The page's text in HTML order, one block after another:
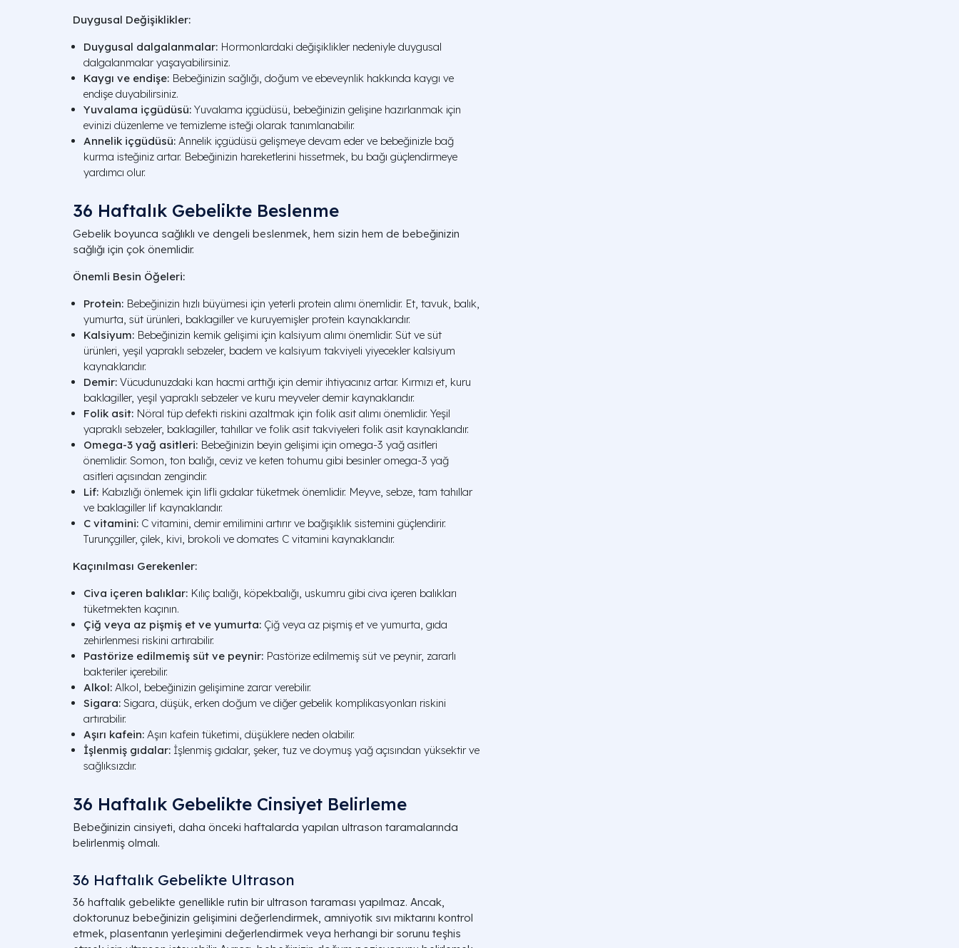
Duygusal Değişiklikler:
Duygusal dalgalanmalar: Hormonlardaki değişiklikler nedeniyle duygusal
dalgalanmalar yaşayabilirsiniz.
Kaygı ve endişe: Bebeğinizin sağlığı, doğum ve ebeveynlik hakkında kaygı ve
endişe duyabilirsiniz.
Yuvalama içgüdüsü: Yuvalama içgüdüsü, bebeğinizin gelişine hazırlanmak için
evinizi düzenleme ve temizleme isteği olarak tanımlanabilir.
Annelik içgüdüsü: Annelik içgüdüsü gelişmeye devam eder ve bebeğinizle bağ
kurma isteğiniz artar. Bebeğinizin hareketlerini hissetmek, bu bağı güçlendirmeye
yardımcı olur.
36 Haftalık Gebelikte Beslenme
Gebelik boyunca sağlıklı ve dengeli beslenmek, hem sizin hem de bebeğinizin
sağlığı için çok önemlidir.
Önemli Besin Öğeleri:
Protein: Bebeğinizin hızlı büyümesi için yeterli protein alımı önemlidir. Et, tavuk, balık,
yumurta, süt ürünleri, baklagiller ve kuruyemişler protein kaynaklarıdır.
Kalsiyum: Bebeğinizin kemik gelişimi için kalsiyum alımı önemlidir. Süt ve süt
ürünleri, yeşil yapraklı sebzeler, badem ve kalsiyum takviyeli yiyecekler kalsiyum
kaynaklarıdır.
Demir: Vücudunuzdaki kan hacmi arttığı için demir ihtiyacınız artar. Kırmızı et, kuru
baklagiller, yeşil yapraklı sebzeler ve kuru meyveler demir kaynaklarıdır.
Folik asit: Nöral tüp defekti riskini azaltmak için folik asit alımı önemlidir. Yeşil
yapraklı sebzeler, baklagiller, tahıllar ve folik asit takviyeleri folik asit kaynaklarıdır.
Omega-3 yağ asitleri: Bebeğinizin beyin gelişimi için omega-3 yağ asitleri
önemlidir. Somon, ton balığı, ceviz ve keten tohumu gibi besinler omega-3 yağ
asitleri açısından zengindir.
Lif: Kabızlığı önlemek için lifli gıdalar tüketmek önemlidir. Meyve, sebze, tam tahıllar
ve baklagiller lif kaynaklarıdır.
C vitamini: C vitamini, demir emilimini artırır ve bağışıklık sistemini güçlendirir.
Turunçgiller, çilek, kivi, brokoli ve domates C vitamini kaynaklarıdır.
Kaçınılması Gerekenler:
Civa içeren balıklar: Kılıç balığı, köpekbalığı, uskumru gibi civa içeren balıkları
tüketmekten kaçının.
Çiğ veya az pişmiş et ve yumurta: Çiğ veya az pişmiş et ve yumurta, gıda
zehirlenmesi riskini artırabilir.
Pastörize edilmemiş süt ve peynir: Pastörize edilmemiş süt ve peynir, zararlı
bakteriler içerebilir.
Alkol: Alkol, bebeğinizin gelişimine zarar verebilir.
Sigara: Sigara, düşük, erken doğum ve diğer gebelik komplikasyonları riskini
artırabilir.
Aşırı kafein: Aşırı kafein tüketimi, düşüklere neden olabilir.
İşlenmiş gıdalar: İşlenmiş gıdalar, şeker, tuz ve doymuş yağ açısından yüksektir ve
sağlıksızdır.
36 Haftalık Gebelikte Cinsiyet Belirleme
Bebeğinizin cinsiyeti, daha önceki haftalarda yapılan ultrason taramalarında
belirlenmiş olmalı.
36 Haftalık Gebelikte Ultrason
36 haftalık gebelikte genellikle rutin bir ultrason taraması yapılmaz. Ancak,
doktorunuz bebeğinizin gelişimini değerlendirmek, amniyotik sıvı miktarını kontrol
etmek, plasentanın yerleşimini değerlendirmek veya herhangi bir sorunu teşhis